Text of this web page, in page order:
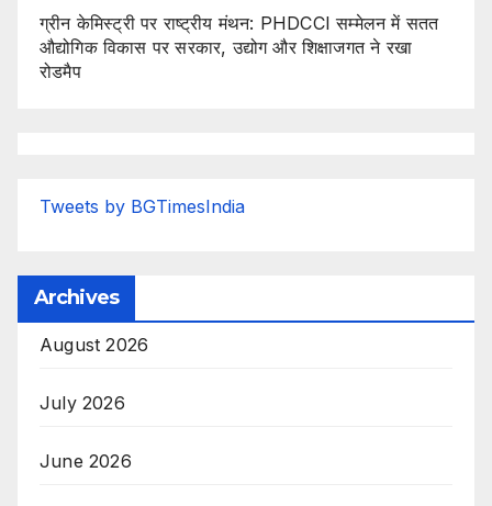
ग्रीन केमिस्ट्री पर राष्ट्रीय मंथन: PHDCCI सम्मेलन में सतत
औद्योगिक विकास पर सरकार, उद्योग और शिक्षाजगत ने रखा
रोडमैप
Tweets by BGTimesIndia
Archives
August 2026
July 2026
June 2026